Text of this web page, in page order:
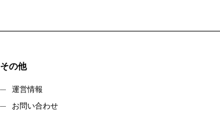
その他
運営情報
お問い合わせ